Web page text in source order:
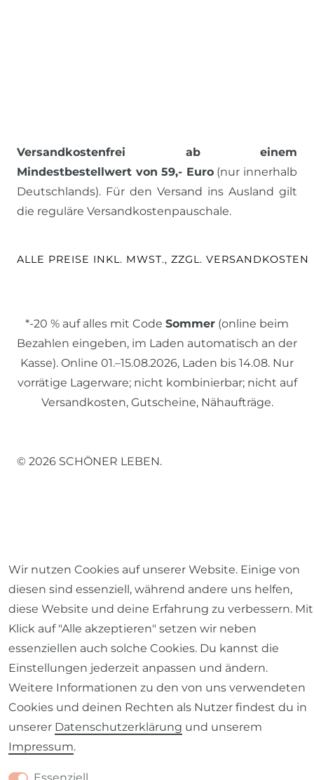
Versandkostenfrei ab einem
Mindestbestellwert von 59,- Euro(nur innerhalb
Deutschlands). Für den Versand ins Ausland gilt
die reguläre Versandkostenpauschale.
ALLE PREISE INKL. MWST., ZZGL. VERSANDKOSTEN
*-20 % auf alles mit Code Sommer (online beim
Bezahlen eingeben, im Laden automatisch an der
Kasse). Online 01.–15.08.2026, Laden bis 14.08. Nur
vorrätige Lagerware; nicht kombinierbar; nicht auf
Versandkosten, Gutscheine, Nähaufträge.
© 2026 SCHÖNER LEBEN.
Barrierefreiheitserklärung Widerrufs­recht
VERTRAG WIDERRUFEN Kontakt
Wir nutzen Cookies auf unserer Website. Einige von
diesen sind essenziell, während andere uns helfen,
diese Website und deine Erfahrung zu verbessern. Mit
Klick auf "Alle akzeptieren" setzen wir neben
essenziellen auch solche Cookies. Du kannst die
Einstellungen jederzeit anpassen und ändern.
Weitere Informationen zu den von uns verwendeten
Cookies und deinen Rechten als Nutzer findest du in
unserer Daten­schutz­erklärung und unserem
Impressum.